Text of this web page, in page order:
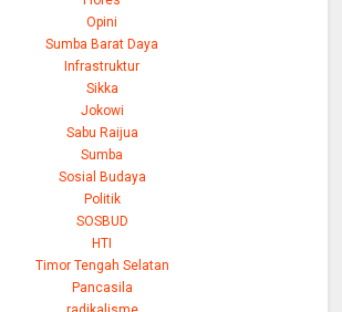
Opini
Sumba Barat Daya
Infrastruktur
Sikka
Jokowi
Sabu Raijua
Sumba
Sosial Budaya
Politik
SOSBUD
HTI
Timor Tengah Selatan
Pancasila